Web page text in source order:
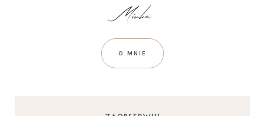
O MNIE